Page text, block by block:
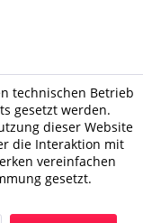
technischen Betrieb
gesetzt werden.
dieser Website
die Interaktion mit
vereinfachen
gesetzt.